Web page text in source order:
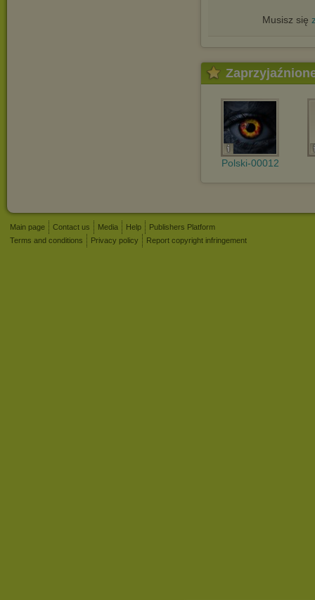
Musisz się
Polski-00012
Main page Contact us Media Help
Publishers Platform
Terms and conditions
Privacy policy Report copyright infringement